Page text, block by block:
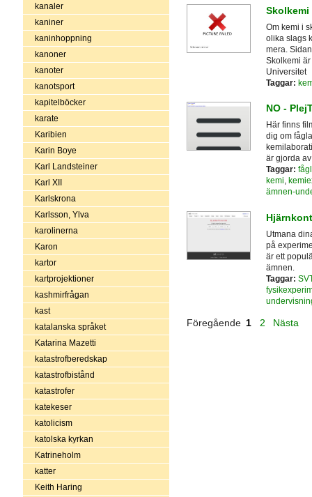
kanaler
kaniner
kaninhoppning
kanoner
kanoter
kanotsport
kapitelböcker
karate
Karibien
Karin Boye
Karl Landsteiner
Karl XII
Karlskrona
Karlsson, Ylva
karolinerna
Karon
kartor
kartprojektioner
kashmirfrågan
kast
katalanska språket
Katarina Mazetti
katastrofberedskap
katastrofbistånd
katastrofer
katekeser
katolicism
katolska kyrkan
Katrineholm
katter
Keith Haring
Skolkemi
Om kemi i
olika slags
mera.
Skolkemi
Universitet
Taggar:
NO -
Här finns
dig om
är gjorda
Taggar:
kemi,
ämnen-
Utmana
på
är ett
ämnen.
Taggar:
Föregående 1 2 Nästa